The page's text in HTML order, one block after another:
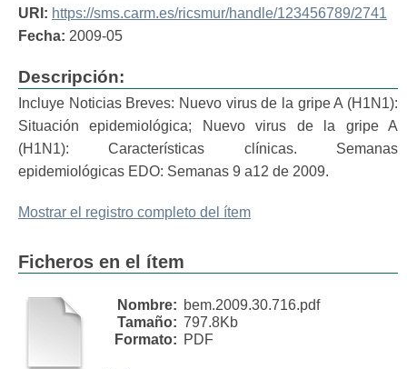
URI: https://sms.carm.es/ricsmur/handle/123456789/2741
Fecha: 2009-05
Descripción:
Incluye Noticias Breves: Nuevo virus de la gripe A (H1N1):
Situación epidemiológica; Nuevo virus de la gripe A
(H1N1): Características clínicas. Semanas
epidemiológicas EDO: Semanas 9 a12 de 2009.
Mostrar el registro completo del ítem
Ficheros en el ítem
Nombre: bem.2009.30.716.pdf
Tamaño: 797.8Kb
Formato: PDF